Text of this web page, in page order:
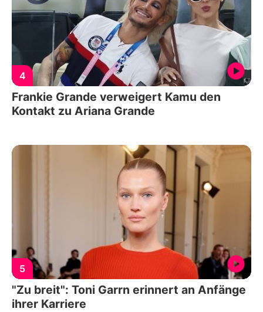
4
Frankie Grande verweigert Kamu den
Kontakt zu Ariana Grande
5
"Zu breit": Toni Garrn erinnert an Anfänge
ihrer Karriere